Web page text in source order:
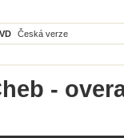
Česká verze
-